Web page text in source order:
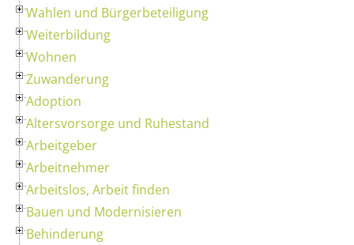
Wahlen und Bürgerbeteiligung
Weiterbildung
Wohnen
Zuwanderung
Adoption
Altersvorsorge und Ruhestand
Arbeitgeber
Arbeitnehmer
Arbeitslos, Arbeit finden
Bauen und Modernisieren
Behinderung